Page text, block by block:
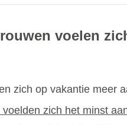
voelen
zich op vakantie meer
zich het minst